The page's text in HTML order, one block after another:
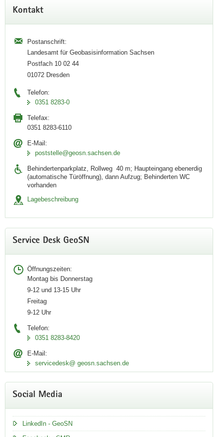
GeoSN bei den GeoIT Days 2026
Neue Impulse für Geodaten, KI und den
Unter dem Motto »GeoIT Solutions in an AI Driven World –
Drive, don't be driven« fanden vom 23.06 bis 24.06.2026 die
GeoIT Days 2026 in Münster statt.
Kontakt
Postanschrift:
Landesamt für Geobasisinformation Sachsen
Postfach 10 02 44
01072 Dresden
Telefon:
0351 8283-0
Telefax:
0351 8283-6110
E-Mail:
poststelle@geosn.sachsen.de
Behindertenparkplatz, Rollweg 40 m; Haupteingang ebenerdig
(automatische Türöffnung), dann Aufzug; Behinderten WC
vorhanden
Lagebeschreibung
Service Desk GeoSN
Öffnungszeiten:
Montag bis Donnerstag
9-12 und 13-15 Uhr
Freitag
9-12 Uhr
Telefon:
0351 8283-8420
E-Mail:
servicedesk@ geosn.sachsen.de
Social Media
LinkedIn - GeoSN